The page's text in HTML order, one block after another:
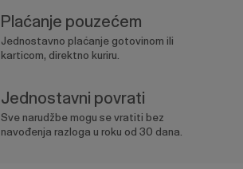
Plaćanje pouzećem
Jednostavno plaćanje gotovinom ili
karticom, direktno kuriru.
Jednostavni povrati
Sve narudžbe mogu se vratiti bez
navođenja razloga u roku od 30 dana.